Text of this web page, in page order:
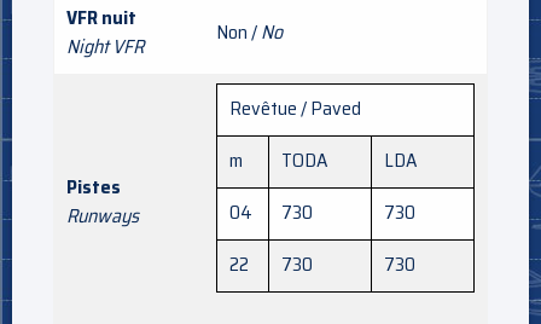
VFR nuit
Night VFR
Non /No
Pistes
Runways
Revêtue / Paved
m
TODA
LDA
04
730
730
22
730 730